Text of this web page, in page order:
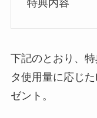
特典内容
下記のとおり、
タ使用量に応じ
ゼント。